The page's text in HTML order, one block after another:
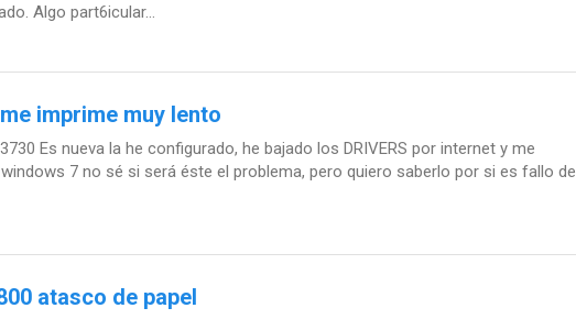
Algo part6icular...
imprime muy lento
Es nueva la he configurado, he bajado los DRIVERS por internet y me
7 no sé si será éste el problema, pero quiero saberlo por si es fallo de
atasco de papel